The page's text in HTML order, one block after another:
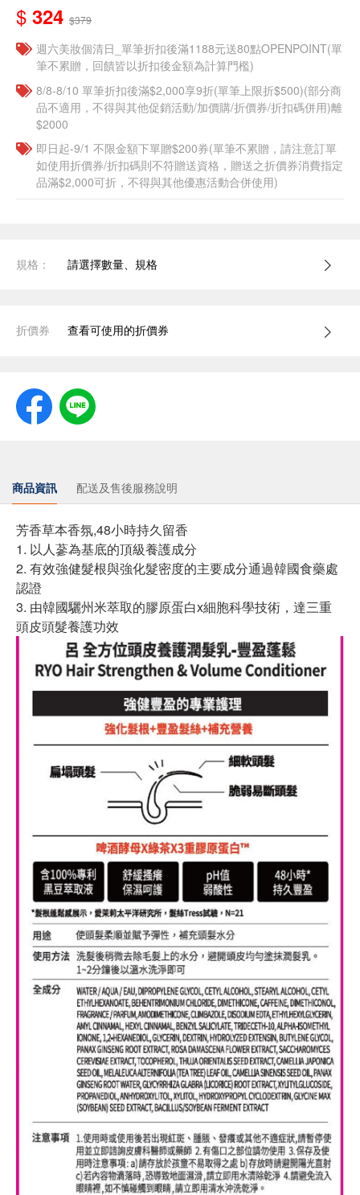
$ 324 $379
週六美妝個清日_單筆折扣後滿1188元送80點OPENPOINT(單
筆不累贈，回饋皆以折扣後金額為計算門檻)
8/8-8/10 單筆折扣後滿$2,000享9折(單筆上限折$500)(部分商
品不適用，不得與其他促銷活動/加價購/折價券/折扣碼併用)離
$2000
即日起-9/1 不限金額下單贈$200券(單筆不累贈，請注意訂單
如使用折價券/折扣碼則不符贈送資格，贈送之折價券消費指定
品滿$2,000可折，不得與其他優惠活動合併使用)
規格： 請選擇數量、規格
折價券 查看可使用的折價券
商品資訊 配送及售後服務說明
芳香草本香氛,48小時持久留香
1. 以人蔘為基底的頂級養護成分
2. 有效強健髮根與強化髮密度的主要成分通過韓國食藥處
認證
3. 由韓國驪州米萃取的膠原蛋白x細胞科學技術，達三重
頭皮頭髮養護功效